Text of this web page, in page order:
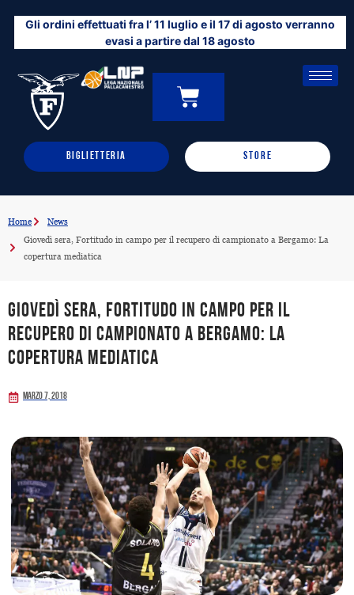
contenuto
Gli ordini effettuati fra l’ 11 luglio e il 17 di agosto verranno
evasi a partire dal 18 agosto
0
CARRELLO
BIGLIETTERIA STORE
Home
News
Giovedì sera, Fortitudo in campo per il recupero di campionato a Bergamo: La
copertura mediatica
Giovedì sera, Fortitudo in campo per il
recupero di campionato a Bergamo: La
copertura mediatica
Marzo 7, 2018